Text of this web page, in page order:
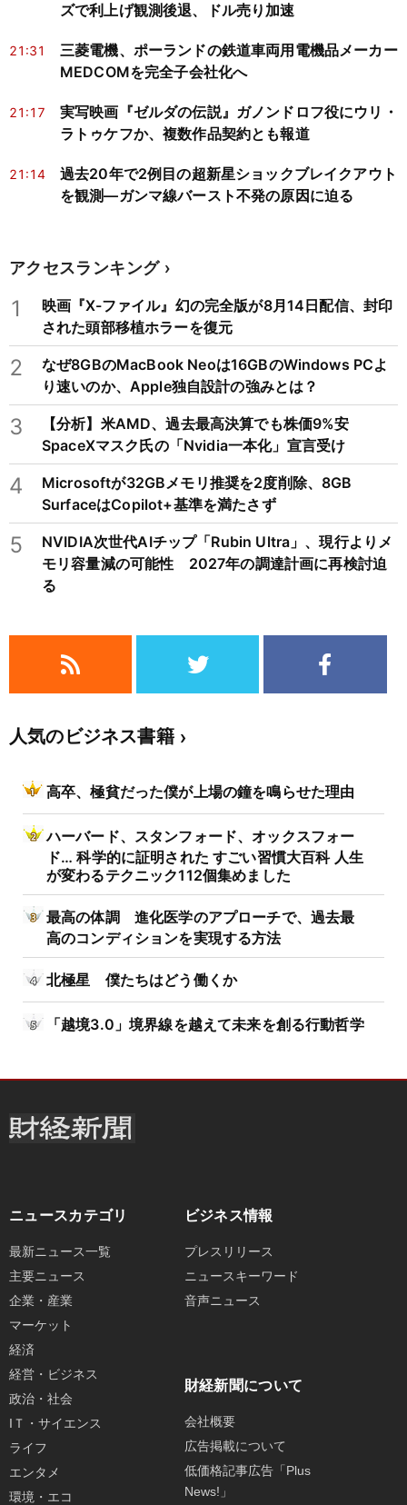
ズで利上げ観測後退、ドル売り加速
21:31
三菱電機、ポーランドの鉄道車両用電機品メーカー
MEDCOMを完全子会社化へ
21:17
実写映画『ゼルダの伝説』ガノンドロフ役にウリ・
ラトゥケフか、複数作品契約とも報道
21:14
過去20年で2例目の超新星ショックブレイクアウト
を観測―ガンマ線バースト不発の原因に迫る
アクセスランキング
1
映画『X-ファイル』幻の完全版が8月14日配信、封印
された頭部移植ホラーを復元
2
なぜ8GBのMacBook Neoは16GBのWindows PCよ
り速いのか、Apple独自設計の強みとは？
3
【分析】米AMD、過去最高決算でも株価9%安
SpaceXマスク氏の「Nvidia一本化」宣言受け
4
Microsoftが32GBメモリ推奨を2度削除、8GB
SurfaceはCopilot+基準を満たさず
5
NVIDIA次世代AIチップ「Rubin Ultra」、現行よりメ
モリ容量減の可能性 2027年の調達計画に再検討迫
る
人気のビジネス書籍
高卒、極貧だった僕が上場の鐘を鳴らせた理由
ハーバード、スタンフォード、オックスフォー
ド… 科学的に証明された すごい習慣大百科 人生
が変わるテクニック112個集めました
最高の体調 進化医学のアプローチで、過去最
高のコンディションを実現する方法
北極星 僕たちはどう働くか
「越境3.0」境界線を越えて未来を創る行動哲学
ニュースカテゴリ
最新ニュース一覧
主要ニュース
企業・産業
マーケット
経済
経営・ビジネス
政治・社会
IＴ・サイエンス
ライフ
エンタメ
環境・エコ
ビジネス情報
プレスリリース
ニュースキーワード
音声ニュース
財経新聞について
会社概要
広告掲載について
低価格記事広告「Plus
News!」